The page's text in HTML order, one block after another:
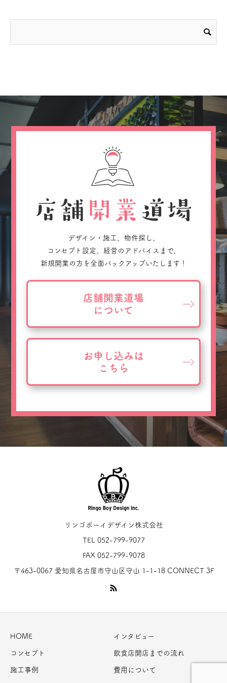
デザイン・施工、物件探し、
コンセプト設定、経営のアドバイスまで、
新規開業の方を全面バックアップいたします！
店舗開業道場
について
お申し込みは
こちら
リンゴボーイデザイン株式会社
TEL 052-799-9077
FAX 052-799-9078
〒463-0067 愛知県名古屋市守山区守山 1-1-18 CONNECT 3F
HOME インタビュー
コンセプト 飲食店開店までの流れ
施工事例 費用について